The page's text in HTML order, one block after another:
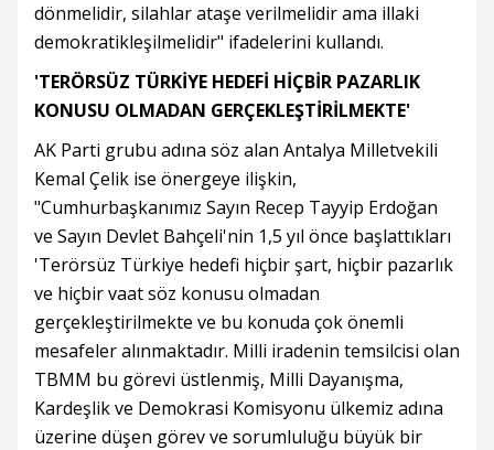
dönmelidir, silahlar ataşe verilmelidir ama illaki
demokratikleşilmelidir" ifadelerini kullandı.
'TERÖRSÜZ TÜRKİYE HEDEFİ HİÇBİR PAZARLIK
KONUSU OLMADAN GERÇEKLEŞTİRİLMEKTE'
AK Parti grubu adına söz alan Antalya Milletvekili
Kemal Çelik ise önergeye ilişkin,
"Cumhurbaşkanımız Sayın Recep Tayyip Erdoğan
ve Sayın Devlet Bahçeli'nin 1,5 yıl önce başlattıkları
'Terörsüz Türkiye hedefi hiçbir şart, hiçbir pazarlık
ve hiçbir vaat söz konusu olmadan
gerçekleştirilmekte ve bu konuda çok önemli
mesafeler alınmaktadır. Milli iradenin temsilcisi olan
TBMM bu görevi üstlenmiş, Milli Dayanışma,
Kardeşlik ve Demokrasi Komisyonu ülkemiz adına
üzerine düşen görev ve sorumluluğu büyük bir